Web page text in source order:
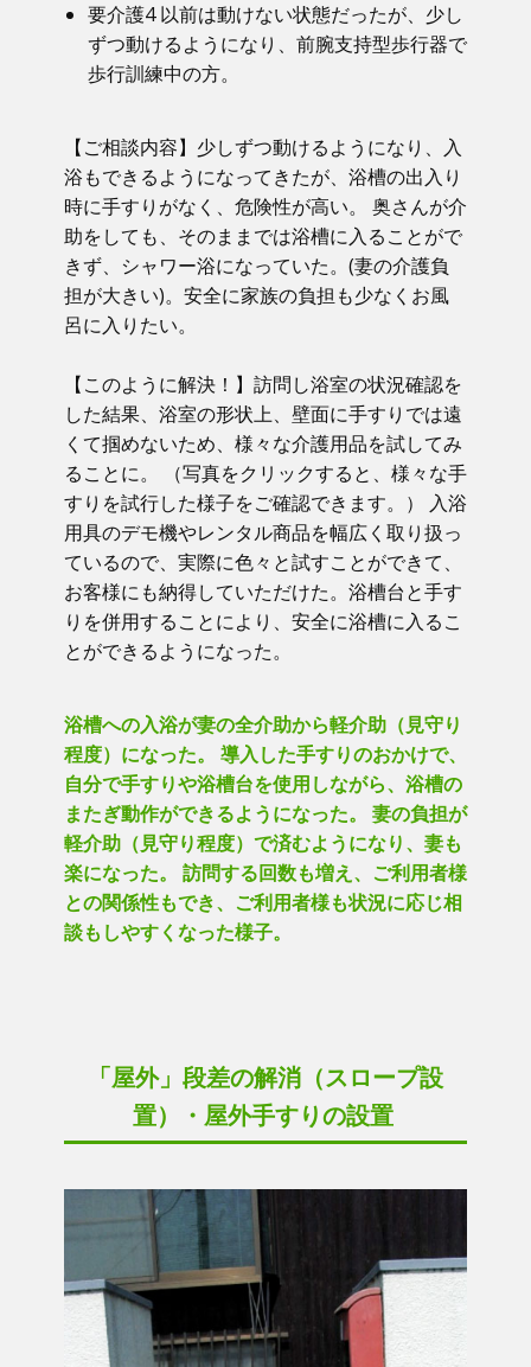
要介護4 以前は動けない状態だったが、少し
ずつ動けるようになり、前腕支持型歩行器で
歩行訓練中の方。
【ご相談内容】少しずつ動けるようになり、入
浴もできるようになってきたが、浴槽の出入り
時に手すりがなく、危険性が高い。 奥さんが介
助をしても、そのままでは浴槽に入ることがで
きず、シャワー浴になっていた。(妻の介護負
担が大きい)。安全に家族の負担も少なくお風
呂に入りたい。
【このように解決！】訪問し浴室の状況確認を
した結果、浴室の形状上、壁面に手すりでは遠
くて掴めないため、様々な介護用品を試してみ
ることに。 （写真をクリックすると、様々な手
すりを試行した様子をご確認できます。） 入浴
用具のデモ機やレンタル商品を幅広く取り扱っ
ているので、実際に色々と試すことができて、
お客様にも納得していただけた。浴槽台と手す
りを併用することにより、安全に浴槽に入るこ
とができるようになった。
浴槽への入浴が妻の全介助から軽介助（見守り
程度）になった。 導入した手すりのおかけで、
自分で手すりや浴槽台を使用しながら、浴槽の
またぎ動作ができるようになった。 妻の負担が
軽介助（見守り程度）で済むようになり、妻も
楽になった。 訪問する回数も増え、ご利用者様
との関係性もでき、ご利用者様も状況に応じ相
談もしやすくなった様子。
「屋外」段差の解消（スロープ設
置）・屋外手すりの設置